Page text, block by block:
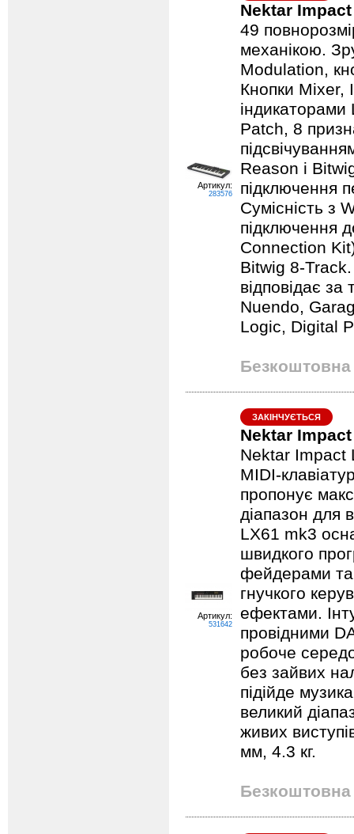
Артикул:
283576
Nektar
49
механікою.
Modulation,
Кнопки Mixer,
індикаторами
Patch, 8
Reason і
підключення
Сумісність з
підключення
Connection
Bitwig 8-
відповідає
Nuendo,
Logic, Digital
Безкоштовна
Артикул:
531642
ЗАКІНЧУЄТЬСЯ
Nektar
Nektar Impact
MIDI-
пропонує
діапазон для
LX61 mk3
швидкого
фейдерами та
гнучкого
ефектами.
провідними
робоче
без зайвих
підійде
великий
живих
мм, 4.3 кг.
Безкоштовна